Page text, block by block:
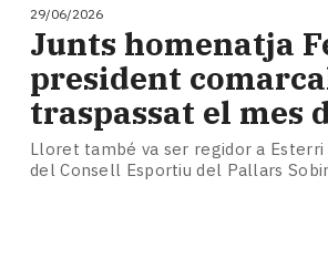
29/06/2026
Junts homenatja
president
traspassat el mes
Lloret també va ser regidor a
del Consell Esportiu del Pallars